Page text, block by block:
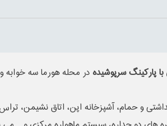
در محله هورما سه
و حمام، آشپزخانه اپن، اتاق نشیمن،